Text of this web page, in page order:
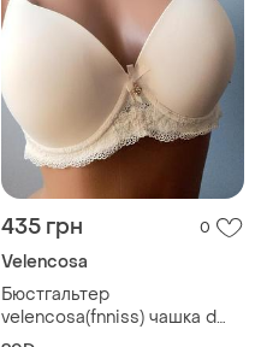
435 грн 0
Velencosa
Бюстгальтер
velencosa(fnniss) чашка d
бежевий